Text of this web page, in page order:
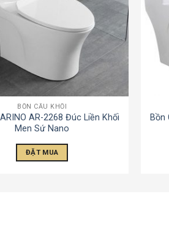
BỒN CẦU KHỐI
AR-2268 Đúc Liền Khối
Men Sứ Nano
ĐẶT MUA
Bồn